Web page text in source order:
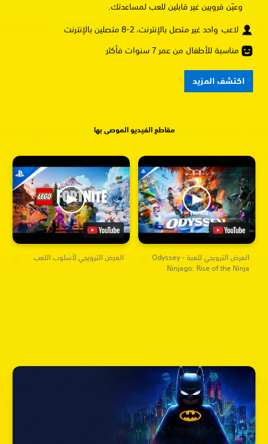
وعيّن قرويين غير قابلين للعب لمساعدتك.
لاعب واحد غير متصل بالإنترنت، 2-8 متصلين بالإنترنت
مناسبة للأطفال من عمر 7 سنوات فأكثر
اكتشف المزيد
مقاطع الفيديو الموصى بها
العرض الترويجي لأسلوب اللعب
العرض الترويجي للعبة Odyssey -
Ninjago: Rise of the Ninja